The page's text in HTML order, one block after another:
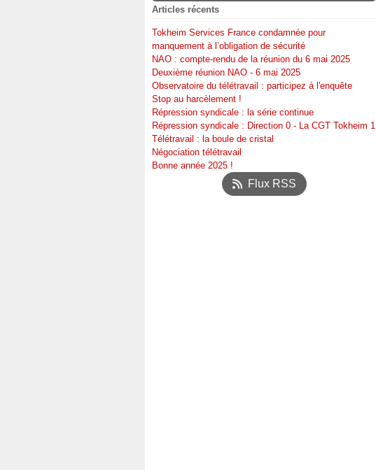
Articles récents
Tokheim Services France condamnée pour
manquement à l’obligation de sécurité
NAO : compte-rendu de la réunion du 6 mai 2025
Deuxième réunion NAO - 6 mai 2025
Observatoire du télétravail : participez à l'enquête
Stop au harcèlement !
Répression syndicale : la série continue
Répression syndicale : Direction 0 - La CGT Tokheim 1
Télétravail : la boule de cristal
Négociation télétravail
Bonne année 2025 !
Flux RSS